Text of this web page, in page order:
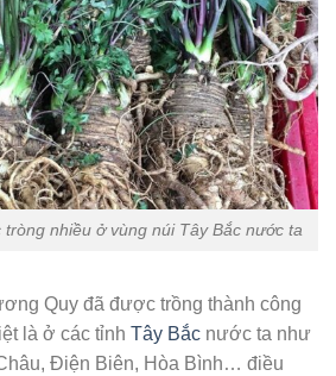
nhiều ở vùng núi Tây Bắc nước ta
Quy đã được trồng thành công
là ở các tỉnh Tây Bắc nước ta như
Điện Biên, Hòa Bình… điều